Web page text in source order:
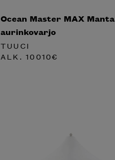
Ocean Master MAX Manta
aurinkovarjo
TUUCI
ALK.10010€